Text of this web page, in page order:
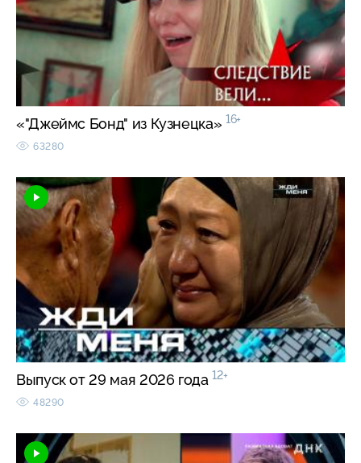
«"Джеймс Бонд" из Кузнецка» 16+
63280
Выпуск от 29 мая 2026 года 12+
48290